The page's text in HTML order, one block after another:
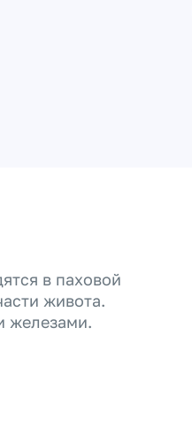
в паховой
живота.
железами.